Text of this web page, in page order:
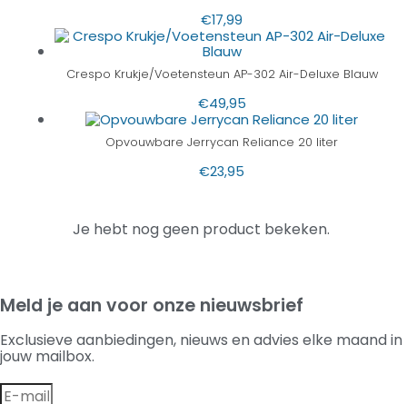
€17,99
Crespo Krukje/Voetensteun AP-302 Air-Deluxe Blauw
€49,95
Opvouwbare Jerrycan Reliance 20 liter
€23,95
Je hebt nog geen product bekeken.
Meld je aan voor onze nieuwsbrief
Exclusieve aanbiedingen, nieuws en advies elke maand in
jouw mailbox.